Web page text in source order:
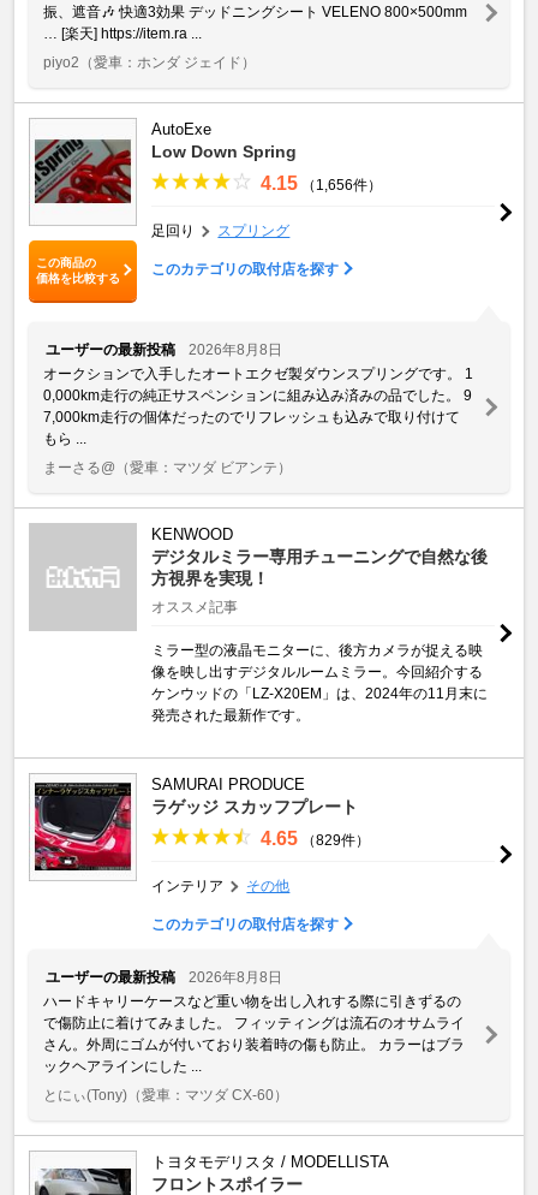
振、遮音🎶 快適3効果 デッドニングシート VELENO 800×500mm
… [楽天] https://item.ra ...
piyo2 （愛車：ホンダ ジェイド）
この商品の
価格を比較する
AutoExe
Low Down Spring
4.15 （1,656件）
足回り スプリング
このカテゴリの取付店を探す
ユーザーの最新投稿
2026年8月8日
オークションで入手したオートエクゼ製ダウンスプリングです。 1
0,000km走行の純正サスペンションに組み込み済みの品でした。 9
7,000km走行の個体だったのでリフレッシュも込みで取り付けて
もら ...
まーさる@ （愛車：マツダ ビアンテ）
KENWOOD
デジタルミラー専用チューニングで自然な後
方視界を実現！
オススメ記事
ミラー型の液晶モニターに、後方カメラが捉える映
像を映し出すデジタルルームミラー。今回紹介する
ケンウッドの「LZ-X20EM」は、2024年の11月末に
発売された最新作です。
SAMURAI PRODUCE
ラゲッジ スカッフプレート
4.65 （829件）
インテリア その他
このカテゴリの取付店を探す
ユーザーの最新投稿
2026年8月8日
ハードキャリーケースなど重い物を出し入れする際に引きずるの
で傷防止に着けてみました。 フィッティングは流石のオサムライ
さん。外周にゴムが付いており装着時の傷も防止。 カラーはブラ
ックヘアラインにした ...
とにぃ(Tony) （愛車：マツダ CX-60）
トヨタモデリスタ / MODELLISTA
フロントスポイラー